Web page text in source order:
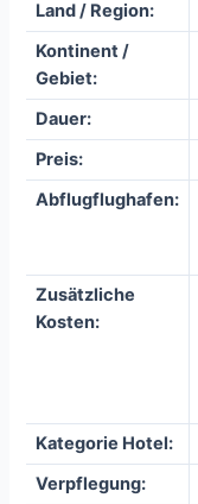
Land / Region:
Kontinent /
Gebiet:
Dauer:
Preis:
Abflugflughafen:
Zusätzliche
Kosten:
Kategorie Hotel:
Verpflegung: